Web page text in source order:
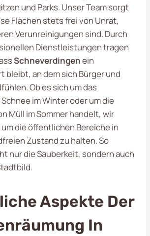
und Parks. Unser Team sorgt
Flächen stets frei von Unrat,
Verunreinigungen sind. Durch
Dienstleistungen tragen
Schneverdingenein
bleibt, an dem sich Bürger und
Ob es sich um das
im Winter oder um die
Müll im Sommer handelt, wir
die öffentlichen Bereiche in
Zustand zu halten. So
nur die Sauberkeit, sondern auch
Aspekte Der
In